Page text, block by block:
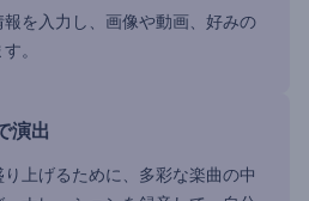
を入力し、画像や動画、好みの
。
演出
上げるために、多彩な楽曲の中